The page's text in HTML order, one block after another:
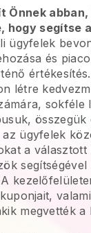
Önnek
hogy segítse
ügyfelek
és
értékesítés.
létre
sokféle
összegük
ügyfelek
a választott
segítségével
megvették a